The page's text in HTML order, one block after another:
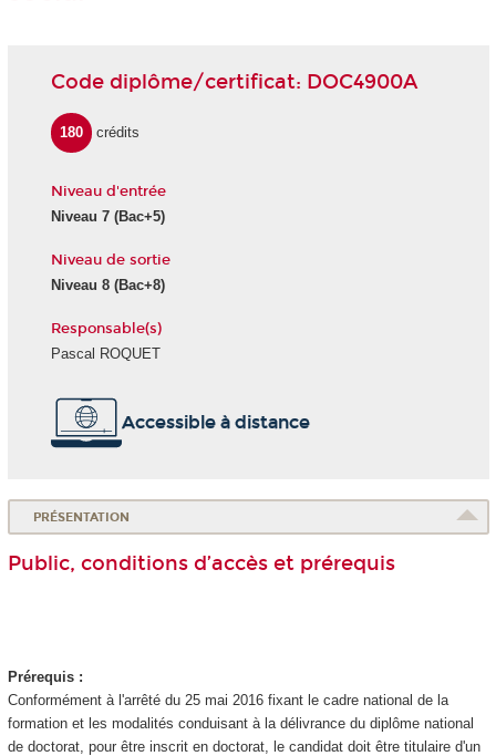
Code diplôme/certificat: DOC4900A
180 crédits
Niveau d'entrée
Niveau 7 (Bac+5)
Niveau de sortie
Niveau 8 (Bac+8)
Responsable(s)
Pascal ROQUET
Accessible à distance
PRÉSENTATION
Public, conditions d’accès et prérequis
Prérequis :
Conformément à l'arrêté du 25 mai 2016 fixant le cadre national de la
formation et les modalités conduisant à la délivrance du diplôme national
de doctorat, pour être inscrit en doctorat, le candidat doit être titulaire d'un